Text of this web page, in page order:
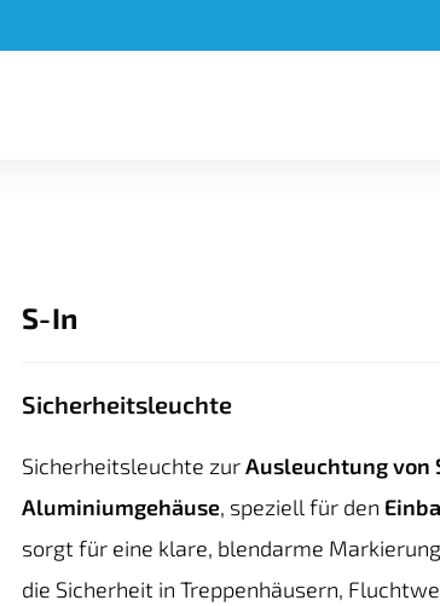
S-In
Sicherheitsleuchte
Sicherheitsleuchte zurAusleuchtung von
Aluminiumgehäuse, speziell für den
sorgt für eine klare, blendarme
die Sicherheit in Treppenhäusern,